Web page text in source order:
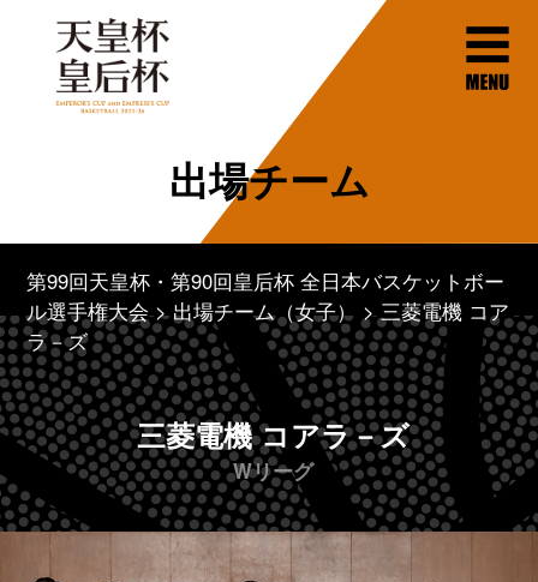
出場チーム
第99回天皇杯・第90回皇后杯 全日本バスケットボー
ル選手権大会
出場チーム（女子）
三菱電機 コア
ラ－ズ
三菱電機 コアラ－ズ
Wリーグ